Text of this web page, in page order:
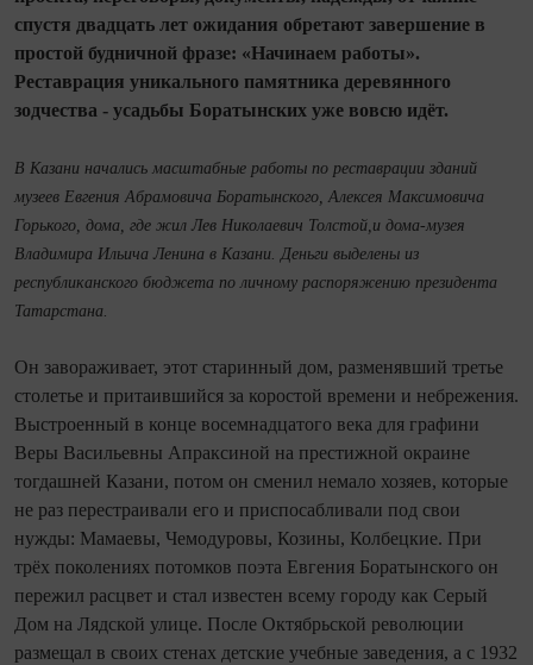
спустя двадцать лет ожидания обретают завершение в
простой будничной фразе: «Начинаем работы».
Реставрация уникального памятника деревянного
зодчества - усадьбы Боратынских уже вовсю идёт.
В Казани начались масштабные работы по реставрации зданий
музеев Евгения Абрамовича Боратынского, Алексея Максимовича
Горького, дома, где жил Лев Николаевич Толстой,и дома-музея
Владимира Ильича Ленина в Казани. Деньги выделены из
республиканского бюджета по личному распоряжению президента
Татарстана.
Он завораживает, этот старинный дом, разменявший третье
столетье и притаившийся за коростой времени и небрежения.
Выстроенный в конце восемнадцатого века для графини
Веры Васильевны Апраксиной на престижной окраине
тогдашней Казани, потом он сменил немало хозяев, которые
не раз перестраивали его и приспосабливали под свои
нужды: Мамаевы, Чемодуровы, Козины, Колбецкие. При
трёх поколениях потомков поэта Евгения Боратынского он
пережил расцвет и стал известен всему городу как Серый
Дом на Лядской улице. После Октябрьской революции
размещал в своих стенах детские учебные заведения, а с 1932